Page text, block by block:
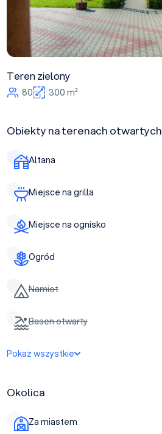
Teren zielony
80 300 m²
Obiekty na terenach otwartych
Altana
Miejsce na grilla
Miejsce na ognisko
Ogród
Namiot
Basen otwarty
Pokaż wszystkie
Okolica
Za miastem